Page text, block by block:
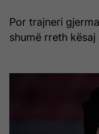
Por trajneri
shumë rreth kësaj